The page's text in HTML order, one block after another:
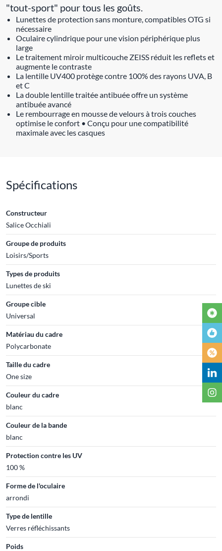
"tout-sport" pour tous les goûts.
Lunettes de protection sans monture, compatibles OTG si
nécessaire
Oculaire cylindrique pour une vision périphérique plus
large
Le traitement miroir multicouche ZEISS réduit les reflets et
augmente le contraste
La lentille UV400 protège contre 100% des rayons UVA, B
et C
La double lentille traitée antibuée offre un système
antibuée avancé
Le rembourrage en mousse de velours à trois couches
optimise le confort • Conçu pour une compatibilité
maximale avec les casques
Spécifications
Constructeur
Salice Occhiali
Groupe de produits
Loisirs/Sports
Types de produits
Lunettes de ski
Groupe cible
Universal
Matériau du cadre
Polycarbonate
Taille du cadre
One size
Couleur du cadre
blanc
Couleur de la bande
blanc
Protection contre les UV
100 %
Forme de l'oculaire
arrondi
Type de lentille
Verres réfléchissants
Poids